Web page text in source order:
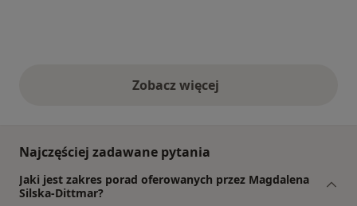
Zobacz więcejopinie powyżej
Najczęściej zadawane pytania
Jaki jest zakres porad oferowanych przez Magdalena
Silska-Dittmar?